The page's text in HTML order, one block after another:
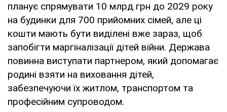
планує спрямувати 10 млрд грн до 2029 року
на будинки для 700 прийомних сімей, але ці
кошти мають бути виділені вже зараз, щоб
запобігти маргіналізації дітей війни. Держава
повинна виступати партнером, який допомагає
родині взяти на виховання дітей,
забезпечуючи їх житлом, транспортом та
професійним супроводом.